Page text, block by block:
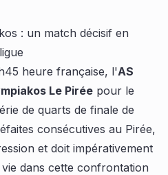
: un match décisif en
heure française, l'AS
Le Pirée pour le
de quarts de finale de
consécutives au Pirée,
et doit impérativement
dans cette confrontation